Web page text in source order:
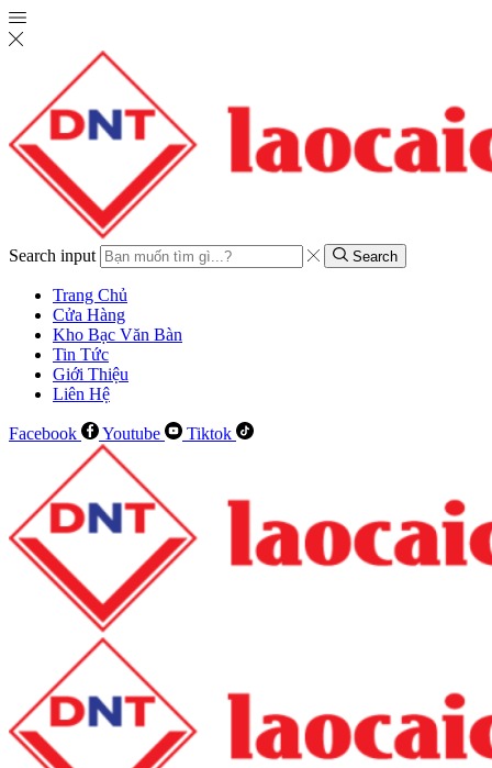
Search input Search
Trang Chủ
Cửa Hàng
Kho Bạc Văn Bàn
Tin Tức
Giới Thiệu
Liên Hệ
Facebook Youtube Tiktok